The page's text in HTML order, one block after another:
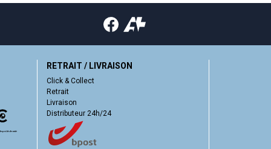
RETRAIT / LIVRAISON
Click & Collect
Retrait
Livraison
Distributeur 24h/24